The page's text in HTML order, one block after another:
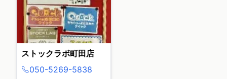
ストックラボ町田店
050-5269-5838